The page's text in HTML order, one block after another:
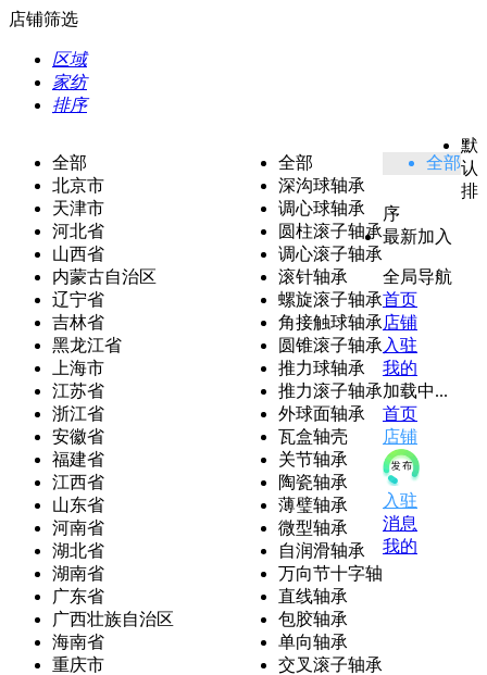
店铺筛选
区域
家纺
排序
全部
北京市
天津市
河北省
山西省
内蒙古自治区
辽宁省
吉林省
黑龙江省
上海市
江苏省
浙江省
安徽省
福建省
江西省
山东省
河南省
湖北省
湖南省
广东省
广西壮族自治区
海南省
重庆市
全部
深沟球轴承
调心球轴承
圆柱滚子轴承
调心滚子轴承
滚针轴承
螺旋滚子轴承
角接触球轴承
圆锥滚子轴承
推力球轴承
推力滚子轴承
外球面轴承
瓦盒轴壳
关节轴承
陶瓷轴承
薄璧轴承
微型轴承
自润滑轴承
万向节十字轴
直线轴承
包胶轴承
单向轴承
交叉滚子轴承
全部
默
认
排
序
最新加入
全局导航
首页
店铺
入驻
我的
加载中...
首页
店铺
入驻
消息
我的